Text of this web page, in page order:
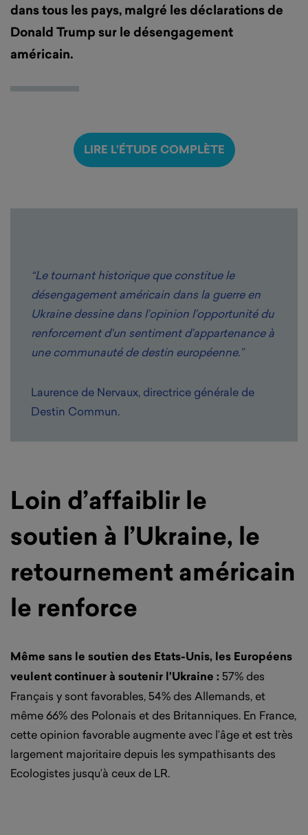
dans tous les pays, malgré les déclarations de
Donald Trump sur le désengagement
américain.
LIRE L'ÉTUDE COMPLÈTE
“Le tournant historique que constitue le
désengagement américain dans la guerre en
Ukraine dessine dans l’opinion l’opportunité du
renforcement d’un sentiment d’appartenance à
une communauté de destin européenne.”
Laurence de Nervaux, directrice générale de
Destin Commun.
Loin d’affaiblir le
soutien à l’Ukraine, le
retournement américain
le renforce
Même sans le soutien des Etats-Unis, les Européens
veulent continuer à soutenir l'Ukraine : 57% des
Français y sont favorables, 54% des Allemands, et
même 66% des Polonais et des Britanniques. En France,
cette opinion favorable augmente avec l’âge et est très
largement majoritaire depuis les sympathisants des
Ecologistes jusqu’à ceux de LR.